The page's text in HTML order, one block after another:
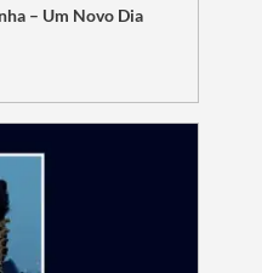
– Um Novo Dia